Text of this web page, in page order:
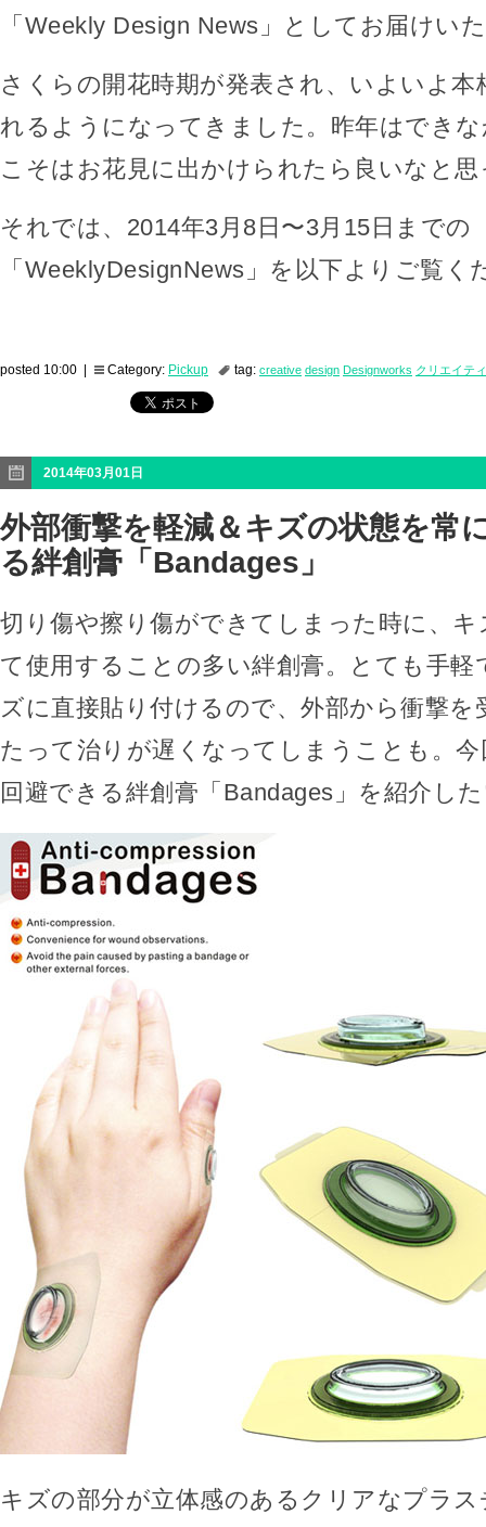
「Weekly Design News」としてお届けい
さくらの開花時期が発表され、いよいよ本
れるようになってきました。昨年はでき
こそはお花見に出かけられたら良いなと
それでは、2014年3月8日〜3月15日までの
「WeeklyDesignNews」を以下よりご覧く
posted 10:00 | Category: Pickup tag: creative design Designworks クリエイテ
2014年03月01日
外部衝撃を軽減＆キズの状態を常
る絆創膏「Bandages」
切り傷や擦り傷ができてしまった時に、
て使用することの多い絆創膏。とても手軽
ズに直接貼り付けるので、外部から衝撃を
たって治りが遅くなってしまうことも。
回避できる絆創膏「Bandages」を紹介し
キズの部分が立体感のあるクリアなプラ